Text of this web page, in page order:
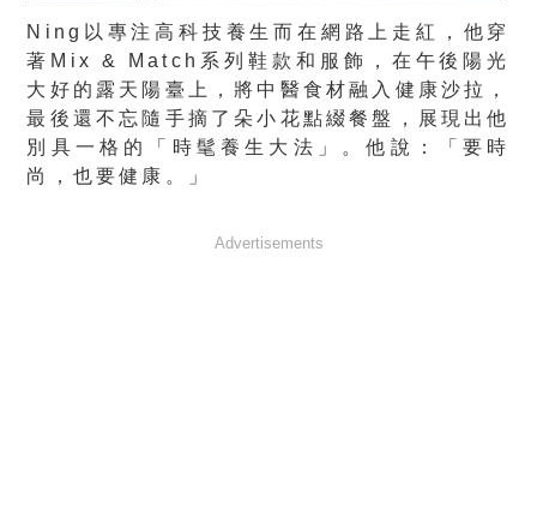
Ning以專注高科技養生而在網路上走紅，他穿
著Mix & Match系列鞋款和服飾，在午後陽光
大好的露天陽臺上，將中醫食材融入健康沙拉，
最後還不忘隨手摘了朵小花點綴餐盤，展現出他
別具一格的「時髦養生大法」。他說：「要時
尚，也要健康。」
Advertisements